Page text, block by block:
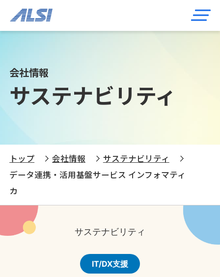
会社情報
サステナビリティ
トップ 会社情報
サステナビリティ
データ連携・活用基盤サービス インフォマティ
カ
サステナビリティ
IT/DX支援